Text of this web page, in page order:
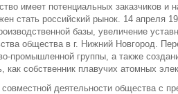
имеет потенциальных заказчиков и
стать российский рынок. 14 апреля
базы, увеличение
общества в г. Нижний Новгород.
промышленной группы, а также
как собственник плавучих атомных
деятельности общества с